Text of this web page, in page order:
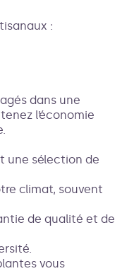
:
dans une
l’économie
une sélection de
climat, souvent
de qualité et de
vous